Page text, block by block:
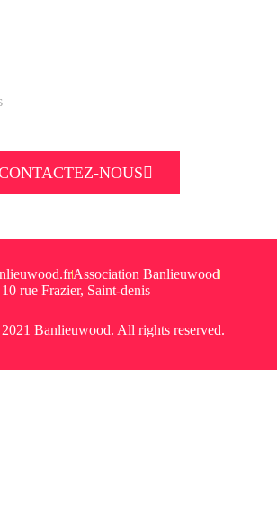
NOUS
Banlieuwood. All rights reserved.
Association Banlieuwood
10 rue Frazier, Saint-denis